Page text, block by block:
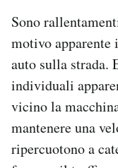
Sono
motivo apparente
auto sulla strada.
individuali
vicino la
mantenere una
ripercuotono a